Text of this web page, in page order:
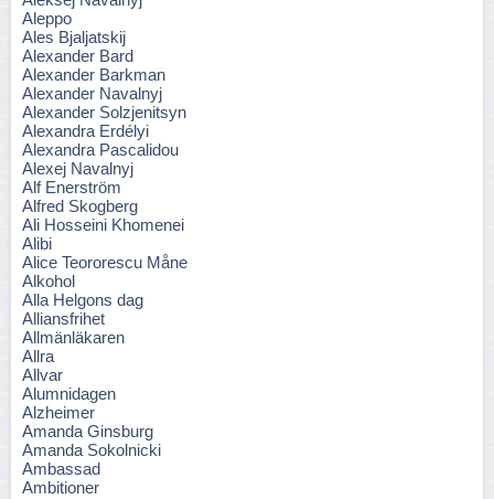
Aleppo
Ales Bjaljatskij
Alexander Bard
Alexander Barkman
Alexander Navalnyj
Alexander Solzjenitsyn
Alexandra Erdélyi
Alexandra Pascalidou
Alexej Navalnyj
Alf Enerström
Alfred Skogberg
Ali Hosseini Khomenei
Alibi
Alice Teororescu Måne
Alkohol
Alla Helgons dag
Alliansfrihet
Allmänläkaren
Allra
Allvar
Alumnidagen
Alzheimer
Amanda Ginsburg
Amanda Sokolnicki
Ambassad
Ambitioner